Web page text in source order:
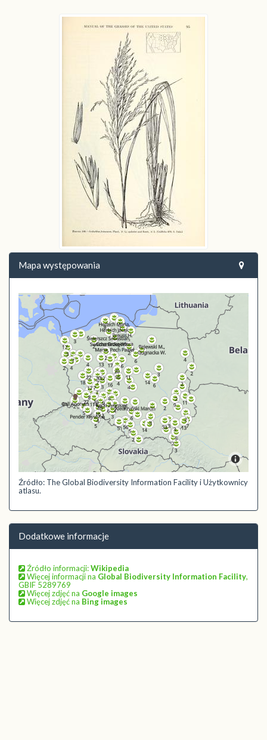
Mapa występowania
Źródło: The Global Biodiversity Information Facility i Użytkownicy
atlasu.
Dodatkowe informacje
Źródło informacji:Wikipedia
Więcej informacji na Global Biodiversity Information Facility,
GBIF 5289769
Więcej zdjęć na Google images
Więcej zdjęć na Bing images